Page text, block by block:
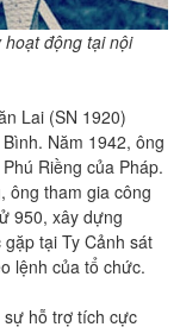
động tại nội
Lai (SN 1920)
Năm 1942, ông
Riềng của Pháp.
ông tham gia công
950, xây dựng
tại Ty Cảnh sát
lệnh của tổ chức.
hỗ trợ tích cực